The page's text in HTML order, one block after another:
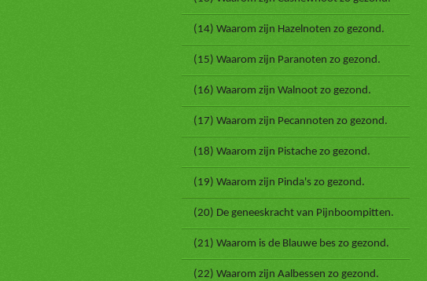
(14) Waarom zijn Hazelnoten zo gezond.
(15) Waarom zijn Paranoten zo gezond.
(16) Waarom zijn Walnoot zo gezond.
(17) Waarom zijn Pecannoten zo gezond.
(18) Waarom zijn Pistache zo gezond.
(19) Waarom zijn Pinda's zo gezond.
(20) De geneeskracht van Pijnboompitten.
(21) Waarom is de Blauwe bes zo gezond.
(22) Waarom zijn Aalbessen zo gezond.